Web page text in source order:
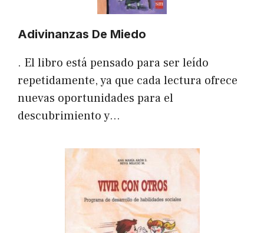
Adivinanzas De Miedo
. El libro está pensado para ser leído
repetidamente, ya que cada lectura ofrece
nuevas oportunidades para el
descubrimiento y…